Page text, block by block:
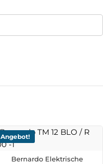
Angebot!
Bernardo Elektrische